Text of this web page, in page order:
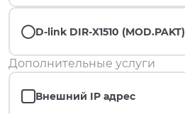
D-link DIR-X1510 (MOD.PAKT)
Дополнительные услуги
Внешний IP адрес